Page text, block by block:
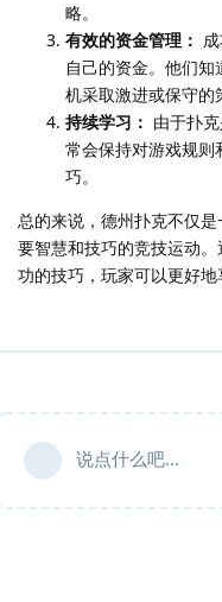
略。
有效的资金管理：
自己的资金。他们
机采取激进或保守的
持续学习： 由于扑
常会保持对游戏规则
巧。
总的来说，德州扑克不仅
要智慧和技巧的竞技运动
功的技巧，玩家可以更好地
说点什么吧...